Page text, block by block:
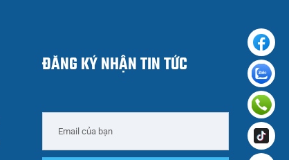
ĐĂNG KÝ NHẬN TIN TỨC